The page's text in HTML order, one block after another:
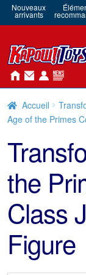
Nouveaux
arrivants
Accueil
Age of the Primes
the
Class
Figure